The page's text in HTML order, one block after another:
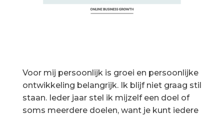
Voor mij persoonlijk is groei en persoonlijke
ontwikkeling belangrijk. Ik blijf niet graag stil
staan. Ieder jaar stel ik mijzelf een doel of
soms meerdere doelen, want je kunt iedere